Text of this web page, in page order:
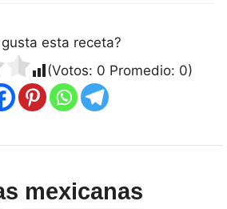
gusta esta receta?
(Votos: 0 Promedio: 0)
mexicanas